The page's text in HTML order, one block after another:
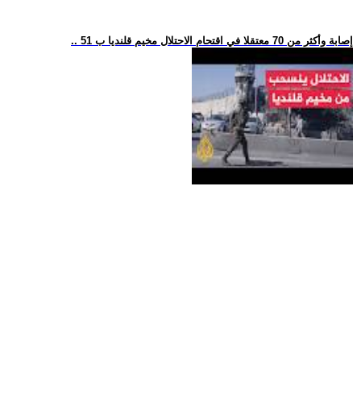
.. 51 إصابة وأكثر من 70 معتقلا في اقتحام الاحتلال مخيم قلنديا ب